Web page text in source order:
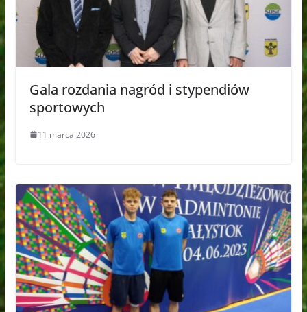
Gala rozdania nagród i stypendiów
sportowych
11 marca 2026